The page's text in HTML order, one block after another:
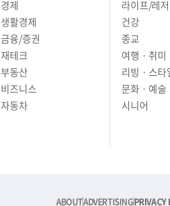
경제
경제
생활경제
금융/증권
재테크
부동산
비즈니스
라이프
라이프/레저
건강
종교
여행 · 취미
리빙 · 스타일
문화 · 예술